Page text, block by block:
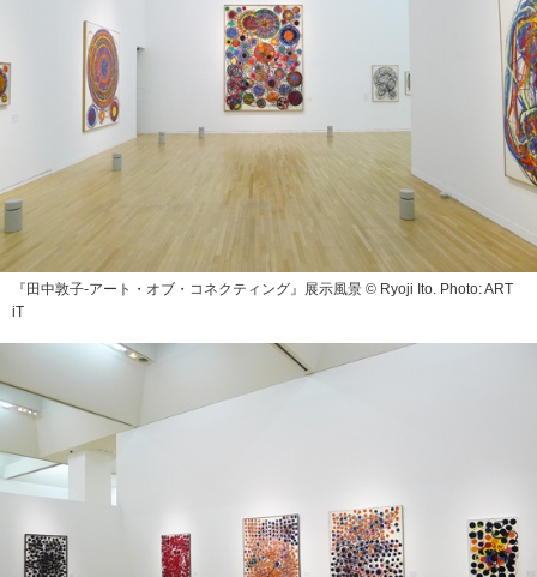
『田中敦子‐アート・オブ・コネクティング』展示風景 © Ryoji Ito. Photo: ART
iT